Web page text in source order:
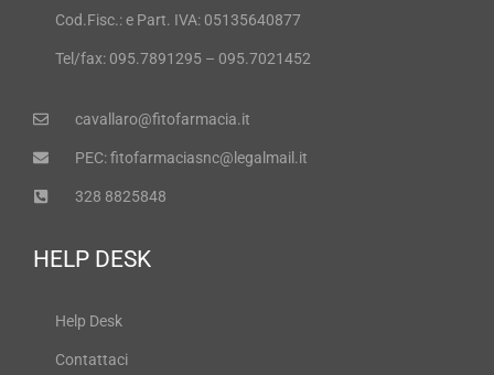
Cod.Fisc.: e Part. IVA: 05135640877
Tel/fax: 095.7891295 – 095.7021452
cavallaro@fitofarmacia.it
PEC: fitofarmaciasnc@legalmail.it
328 8825848
HELP DESK
Help Desk
Contattaci